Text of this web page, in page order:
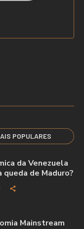
POPULARES
da Venezuela
queda de Maduro?
Mainstream